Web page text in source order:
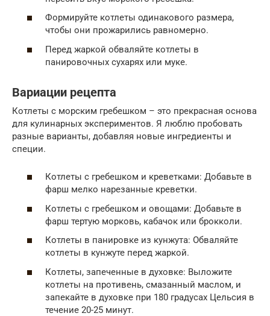
Формируйте котлеты одинакового размера,
чтобы они прожарились равномерно.
Перед жаркой обваляйте котлеты в
панировочных сухарях или муке.
Вариации рецепта
Котлеты с морским гребешком – это прекрасная основа
для кулинарных экспериментов. Я люблю пробовать
разные варианты, добавляя новые ингредиенты и
специи.
Котлеты с гребешком и креветками: Добавьте в
фарш мелко нарезанные креветки.
Котлеты с гребешком и овощами: Добавьте в
фарш тертую морковь, кабачок или брокколи.
Котлеты в панировке из кунжута: Обваляйте
котлеты в кунжуте перед жаркой.
Котлеты, запеченные в духовке: Выложите
котлеты на противень, смазанный маслом, и
запекайте в духовке при 180 градусах Цельсия в
течение 20-25 минут.